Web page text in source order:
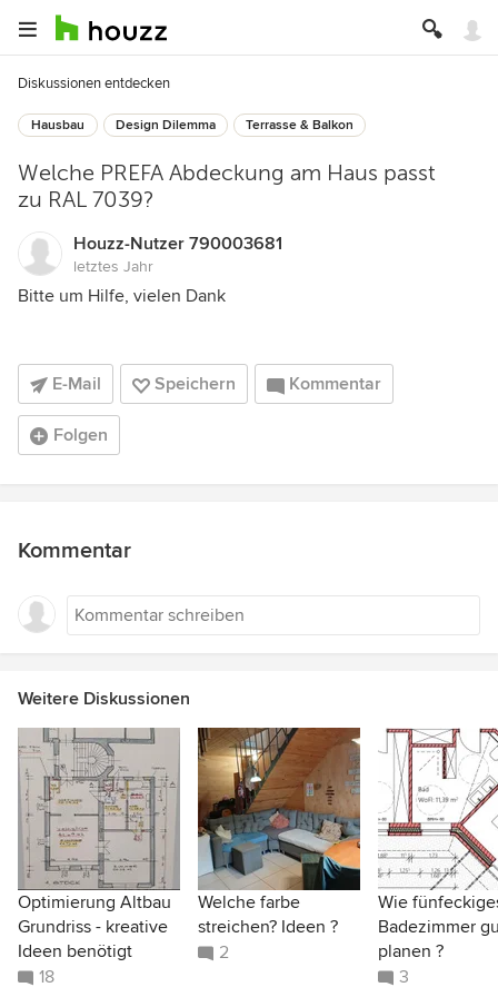
Diskussionen entdecken
Hausbau Design Dilemma Terrasse & Balkon
Welche PREFA Abdeckung am Haus passt
zu RAL 7039?
Houzz-Nutzer 790003681
letztes Jahr
Bitte um Hilfe, vielen Dank
E-Mail Speichern Kommentar
Folgen
Kommentar
Weitere Diskussionen
Optimierung Altbau
Grundriss - kreative
Ideen benötigt
18
Welche farbe
streichen? Ideen ?
2
Wie
Badezimmer
planen ?
3